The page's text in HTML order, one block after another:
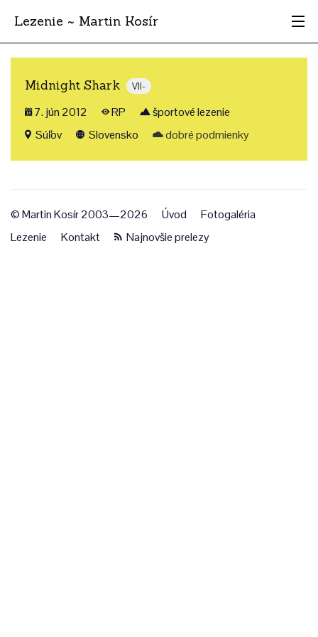
Lezenie ~ Martin Kosír
Najhodnotnejšie
Krajina
Štýl
Midnight Shark VII-
7. jún 2012 RP
športové lezenie
Súľov
Slovensko dobré podmienky
© Martin Kosír 2003—2026 Úvod
Fotogaléria
Lezenie
Kontakt Najnovšie prelezy